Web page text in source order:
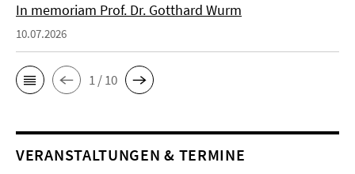
In memoriam Prof. Dr. Gotthard Wurm
10.07.2026
1 / 10
VERANSTALTUNGEN & TERMINE